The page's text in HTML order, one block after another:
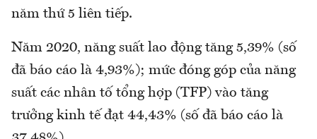
năm thứ 5 liên tiếp.
Năm 2020, năng suất lao động tăng 5,39% (số
đã báo cáo là 4,93%); mức đóng góp của năng
suất các nhân tố tổng hợp (TFP) vào tăng
trưởng kinh tế đạt 44,43% (số đã báo cáo là